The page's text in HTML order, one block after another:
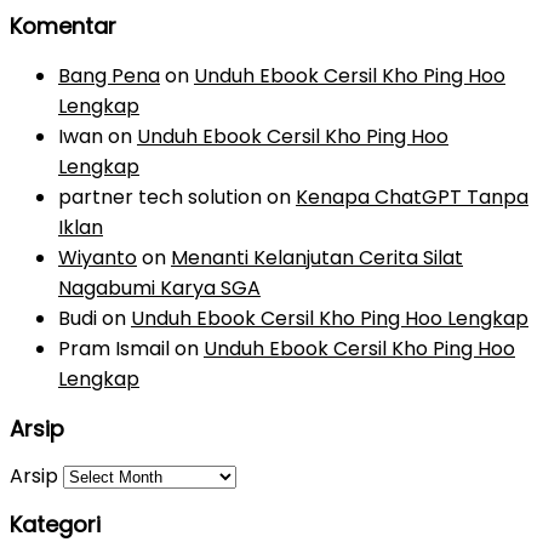
Komentar
Bang Penaon Unduh Ebook Cersil Kho Ping Hoo
Lengkap
Iwanon Unduh Ebook Cersil Kho Ping Hoo
Lengkap
partner tech solutionon Kenapa ChatGPT Tanpa
Iklan
Wiyantoon Menanti Kelanjutan Cerita Silat
Nagabumi Karya SGA
Budion Unduh Ebook Cersil Kho Ping Hoo Lengkap
Pram Ismailon Unduh Ebook Cersil Kho Ping Hoo
Lengkap
Arsip
Arsip
Kategori